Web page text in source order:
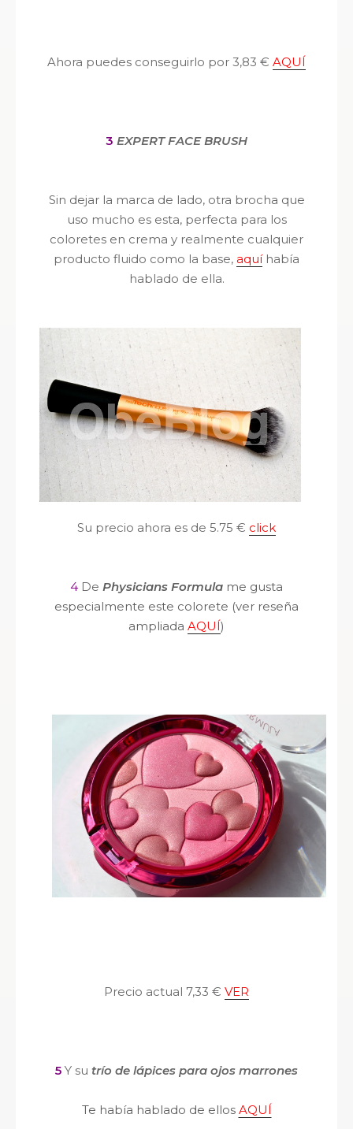
Ahora puedes conseguirlo por 3,83 € AQUÍ
3 EXPERT FACE BRUSH
Sin dejar la marca de lado, otra brocha que
uso mucho es esta, perfecta para los
coloretes en crema y realmente cualquier
producto fluido como la base, aquíhabía
hablado de ella.
Su precio ahora es de 5.75 € click
4 De Physicians Formula me gusta
especialmente este colorete (ver reseña
ampliada AQUÍ)
Precio actual 7,33 € VER
5 Y su trío de lápices para ojos marrones
Te había hablado de ellos AQUÍ